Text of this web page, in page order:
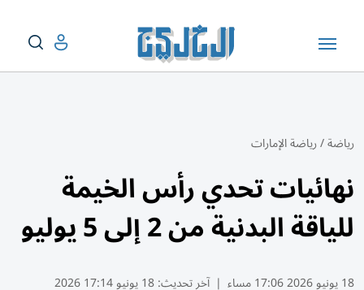
رياضة/رياضة الإمارات
نهائيات تحدي رأس الخيمة
للياقة البدنية من 2 إلى 5 يوليو
18 يونيو 2026 17:06 مساء | آخر تحديث:18 يونيو 17:14 2026